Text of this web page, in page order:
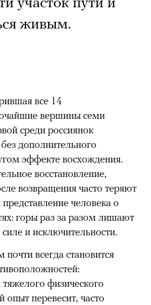
живым.
все 14
вершины семи
среди россиянок
дополнительного
эффекте восхождения.
восстановление,
возвращения часто теряют
человека о
горы раз за разом лишают
и исключительности.
всегда становится
тяжелого физического
опыт перевесит, часто